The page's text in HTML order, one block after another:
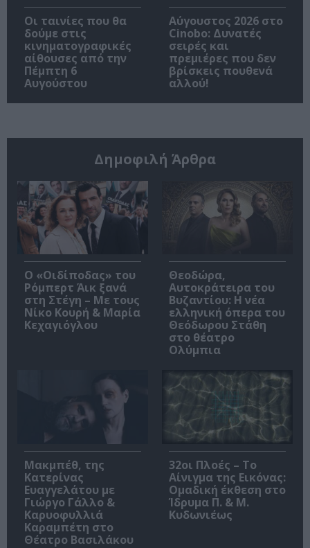
Οι ταινίες που θα
δούμε στις
κινηματογραφικές
αίθουσες από την
Πέμπτη 6
Αυγούστου
Αύγουστος 2026 στο
Cinobo: Δυνατές
σειρές και
πρεμιέρες που δεν
βρίσκεις πουθενά
αλλού!
Δημοφιλή Άρθρα
O «Οιδίποδας» του
Ρόμπερτ Άικ ξανά
στη Στέγη – Με τους
Νίκο Κουρή & Μαρία
Κεχαγιόγλου
Θεοδώρα,
Αυτοκράτειρα του
Βυζαντίου: Η νέα
ελληνική όπερα του
Θεόδωρου Στάθη
στο θέατρο
Ολύμπια
Μακμπέθ, της
Κατερίνας
Ευαγγελάτου με
Γιώργο Γάλλο &
Καρυοφυλλιά
Καραμπέτη στο
Θέατρο Βασιλάκου
32οι Πλοές – Το
Αίνιγμα της Εικόνας:
Ομαδική έκθεση στο
Ίδρυμα Π. & Μ.
Κυδωνιέως